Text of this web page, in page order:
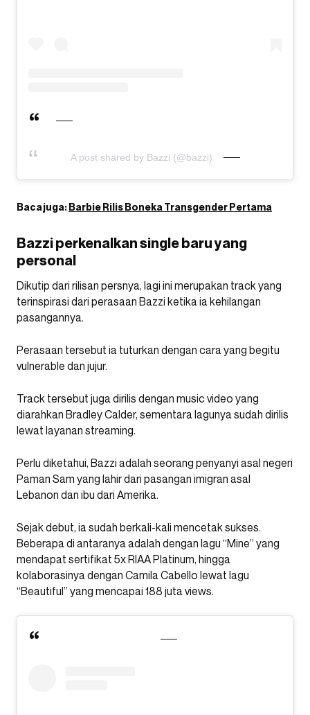
A post shared by Bazzi (@bazzi)
Baca juga:Barbie Rilis Boneka Transgender Pertama
Bazzi perkenalkan single baru yang
personal
Dikutip dari rilisan persnya, lagi ini merupakan track yang
terinspirasi dari perasaan Bazzi ketika ia kehilangan
pasangannya.
Perasaan tersebut ia tuturkan dengan cara yang begitu
vulnerable dan jujur.
Track tersebut juga dirilis dengan music video yang
diarahkan Bradley Calder, sementara lagunya sudah dirilis
lewat layanan streaming.
Perlu diketahui, Bazzi adalah seorang penyanyi asal negeri
Paman Sam yang lahir dari pasangan imigran asal
Lebanon dan ibu dari Amerika.
Sejak debut, ia sudah berkali-kali mencetak sukses.
Beberapa di antaranya adalah dengan lagu “Mine” yang
mendapat sertifikat 5x RIAA Platinum, hingga
kolaborasinya dengan Camila Cabello lewat lagu
“Beautiful” yang mencapai 188 juta views.